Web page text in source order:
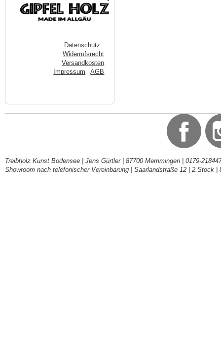
Datenschutz
Widerrufsrecht
Versandkosten
Impressum
AGB
Treibholz Kunst Bodensee | Jens Gürtler | 87700 Memmingen | 0179-
Showroom nach telefonischer Vereinbarung | Saarlandstraße 12 | 2.Stock |